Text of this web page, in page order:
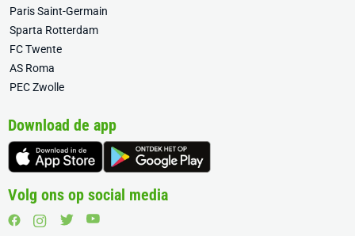
Paris Saint-Germain
Sparta Rotterdam
FC Twente
AS Roma
PEC Zwolle
Download de app
Volg ons op social media